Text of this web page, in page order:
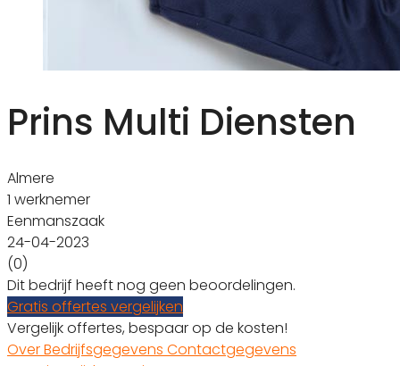
Prins Multi Diensten
Almere
1 werknemer
Eenmanszaak
24-04-2023
(0)
Dit bedrijf heeft nog geen beoordelingen.
Gratis offertes vergelijken
Vergelijk offertes, bespaar op de kosten!
OverBedrijfsgegevens Contactgegevens